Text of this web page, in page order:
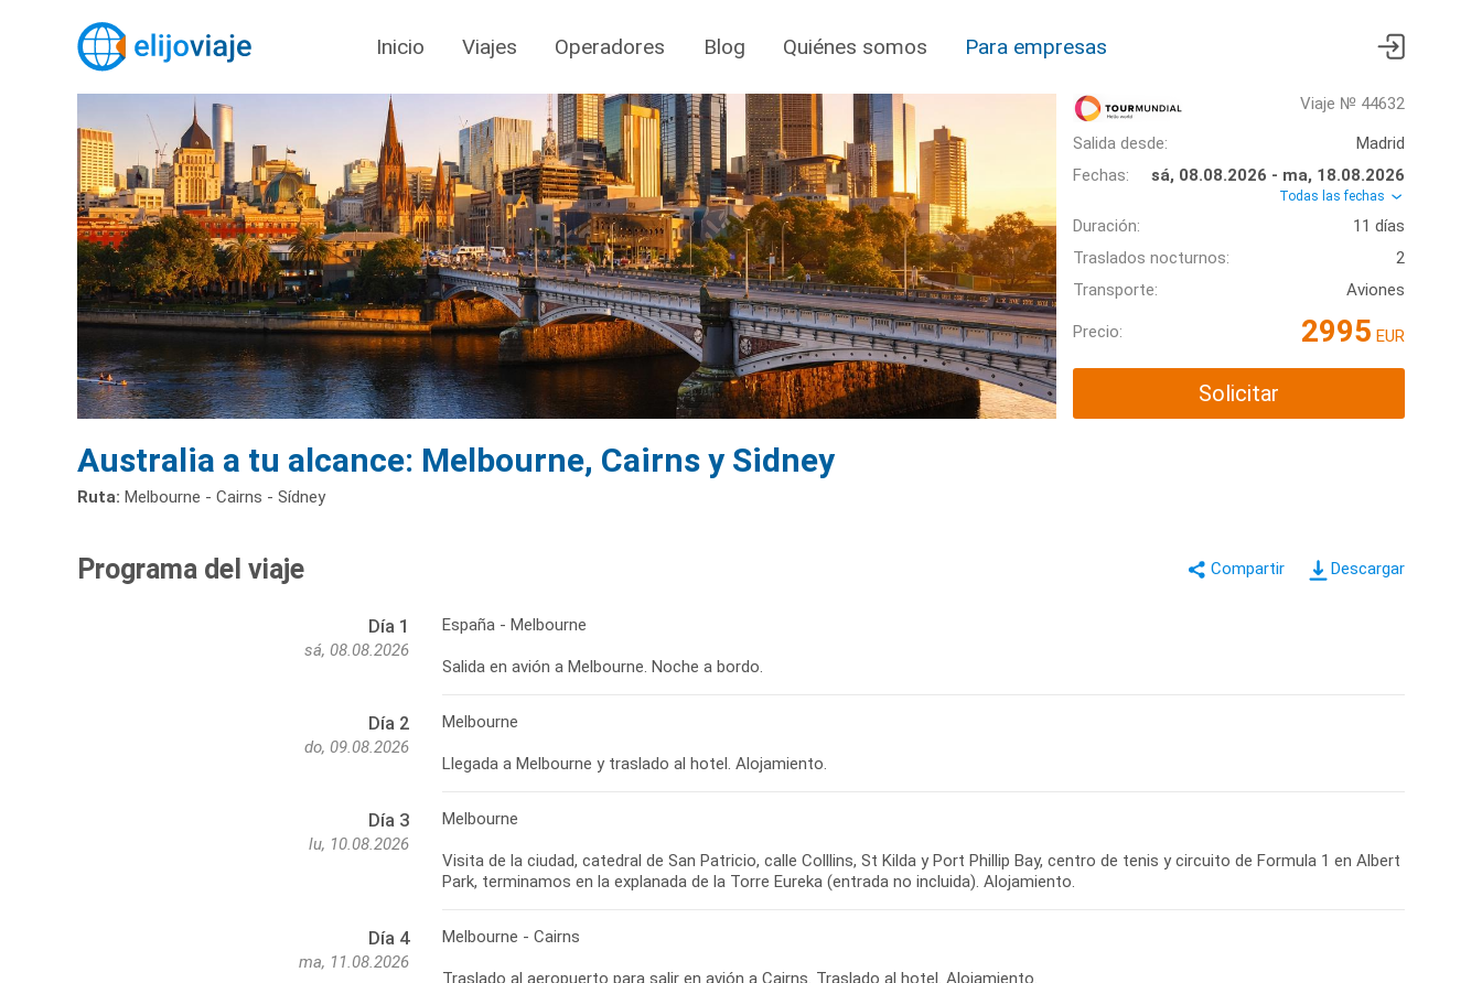
Inicio Viajes Operadores Blog Quiénes somos Para empresas
Viaje № 44632
Salida desde:
Madrid
Fechas:
sá, 08.08.2026 - ma, 18.08.2026
Todas las fechas
Duración:
11 días
Traslados nocturnos:
2
Transporte:
Aviones
Precio: 2995 EUR
Solicitar
Australia a tu alcance: Melbourne, Cairns y Sidney
Ruta: Melbourne - Cairns - Sídney
Descargar
Programa del viaje
Día 1
sá, 08.08.2026
España - Melbourne
Salida en avión a Melbourne. Noche a bordo.
Día 2
do, 09.08.2026
Melbourne
Llegada a Melbourne y traslado al hotel. Alojamiento.
Día 3
lu, 10.08.2026
Melbourne
Visita de la ciudad, catedral de San Patricio, calle Colllins, St Kilda y Port Phillip Bay, centro de tenis y circuito de Formula 1 en Albert
Día 4
ma, 11.08.2026
Melbourne - Cairns